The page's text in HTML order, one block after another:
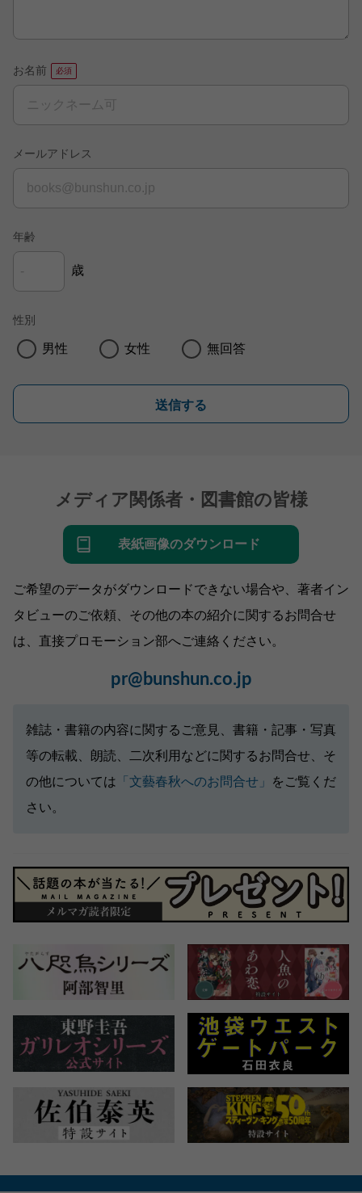
お名前
メールアドレス
年齢
歳
性別
男性 女性 無回答
送信する
メディア関係者・図書館の皆様
表紙画像のダウンロード
ご希望のデータがダウンロードできない場合や、著者イン
タビューのご依頼、その他の本の紹介に関するお問合せ
は、直接プロモーション部へご連絡ください。
pr@bunshun.co.jp
雑誌・書籍の内容に関するご意見、書籍・記事・写真
等の転載、朗読、二次利用などに関するお問合せ、そ
の他については 「文藝春秋へのお問合せ」
をご覧くだ
さい。